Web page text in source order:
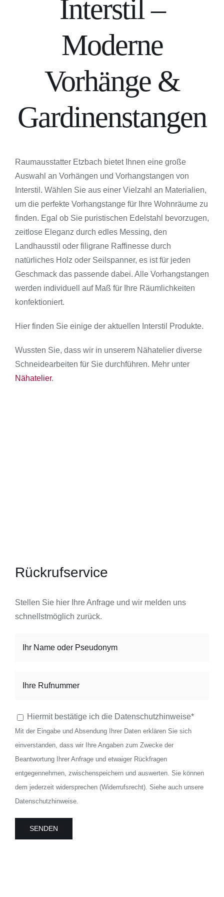
Interstil –
Moderne
Vorhänge &
Gardinenstangen
Raumausstatter Etzbach bietet Ihnen eine große
Auswahl an Vorhängen und Vorhangstangen von
Interstil. Wählen Sie aus einer Vielzahl an Materialien,
um die perfekte Vorhangstange für Ihre Wohnräume zu
finden. Egal ob Sie puristischen Edelstahl bevorzugen,
zeitlose Eleganz durch edles Messing, den
Landhausstil oder filigrane Raffinesse durch
natürliches Holz oder Seilspanner, es ist für jeden
Geschmack das passende dabei. Alle Vorhangstangen
werden individuell auf Maß für Ihre Räumlichkeiten
konfektioniert.
Hier finden Sie einige der aktuellen Interstil Produkte.
Wussten Sie, dass wir in unserem Nähatelier diverse
Schneidearbeiten für Sie durchführen. Mehr unter
Nähatelier.
Rückrufservice
Stellen Sie hier Ihre Anfrage und wir melden uns
schnellstmöglich zurück.
Bitte lasse dieses Feld leer.
Hiermit bestätige ich die Datenschutzhinweise*
Mit der Eingabe und Absendung Ihrer Daten erklären Sie sich
einverstanden, dass wir Ihre Angaben zum Zwecke der
Beantwortung Ihrer Anfrage und etwaiger Rückfragen
entgegennehmen, zwischenspeichern und auswerten. Sie können
dem jederzeit widersprechen (Widerrufsrecht). Siehe auch unsere
Datenschutzhinweise.